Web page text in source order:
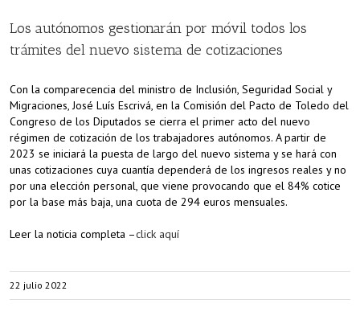
Los autónomos gestionarán por móvil todos los
trámites del nuevo sistema de cotizaciones
Con la comparecencia del ministro de Inclusión, Seguridad Social y
Migraciones, José Luís Escrivá, en la Comisión del Pacto de Toledo del
Congreso de los Diputados se cierra el primer acto del nuevo
régimen de cotización de los trabajadores autónomos. A partir de
2023 se iniciará la puesta de largo del nuevo sistema y se hará con
unas cotizaciones cuya cuantía dependerá de los ingresos reales y no
por una elección personal, que viene provocando que el 84% cotice
por la base más baja, una cuota de 294 euros mensuales.
Leer la noticia completa –click aquí
22 julio 2022